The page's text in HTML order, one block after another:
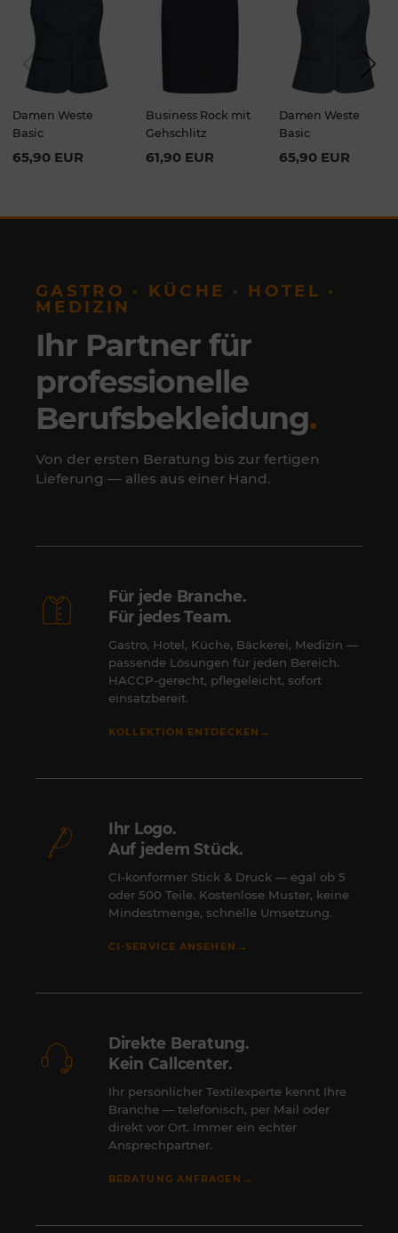
Previou
s
Damen Weste
Basic
65,90 EUR
Business Rock mit
Gehschlitz
61,90 EUR
Damen Weste
Basic
65,90 EUR
Next
GASTRO · KÜCHE · HOTEL ·
MEDIZIN
Ihr Partner für
professionelle
Berufsbekleidung.
Von der ersten Beratung bis zur fertigen
Lieferung — alles aus einer Hand.
Für jede Branche.
Für jedes Team.
Gastro, Hotel, Küche, Bäckerei, Medizin —
passende Lösungen für jeden Bereich.
HACCP-gerecht, pflegeleicht, sofort
einsatzbereit.
KOLLEKTION ENTDECKEN →
Ihr Logo.
Auf jedem Stück.
CI-konformer Stick & Druck — egal ob 5
oder 500 Teile. Kostenlose Muster, keine
Mindestmenge, schnelle Umsetzung.
CI-SERVICE ANSEHEN →
Direkte Beratung.
Kein Callcenter.
Ihr persönlicher Textilexperte kennt Ihre
Branche — telefonisch, per Mail oder
direkt vor Ort. Immer ein echter
Ansprechpartner.
BERATUNG ANFRAGEN →